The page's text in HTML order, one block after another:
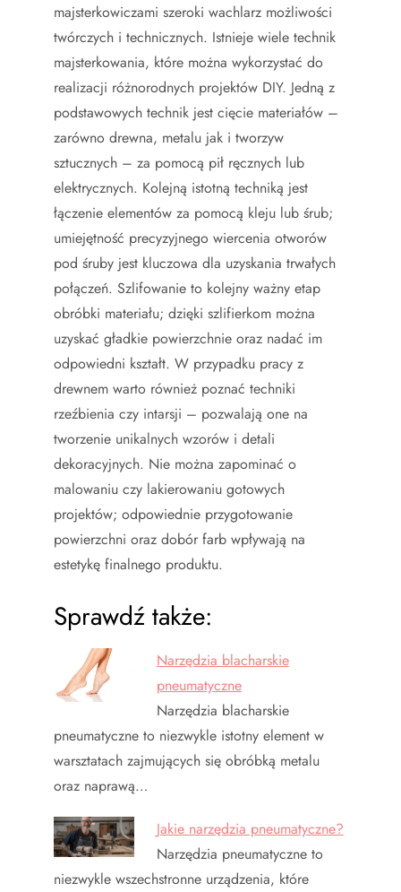
majsterkowiczami szeroki wachlarz możliwości
twórczych i technicznych. Istnieje wiele technik
majsterkowania, które można wykorzystać do
realizacji różnorodnych projektów DIY. Jedną z
podstawowych technik jest cięcie materiałów –
zarówno drewna, metalu jak i tworzyw
sztucznych – za pomocą pił ręcznych lub
elektrycznych. Kolejną istotną techniką jest
łączenie elementów za pomocą kleju lub śrub;
umiejętność precyzyjnego wiercenia otworów
pod śruby jest kluczowa dla uzyskania trwałych
połączeń. Szlifowanie to kolejny ważny etap
obróbki materiału; dzięki szlifierkom można
uzyskać gładkie powierzchnie oraz nadać im
odpowiedni kształt. W przypadku pracy z
drewnem warto również poznać techniki
rzeźbienia czy intarsji – pozwalają one na
tworzenie unikalnych wzorów i detali
dekoracyjnych. Nie można zapominać o
malowaniu czy lakierowaniu gotowych
projektów; odpowiednie przygotowanie
powierzchni oraz dobór farb wpływają na
estetykę finalnego produktu.
Sprawdź także:
Narzędzia blacharskie
pneumatyczne
Narzędzia blacharskie
pneumatyczne to niezwykle istotny element w
warsztatach zajmujących się obróbką metalu
oraz naprawą…
Jakie narzędzia pneumatyczne?
Narzędzia pneumatyczne to
niezwykle wszechstronne urządzenia, które